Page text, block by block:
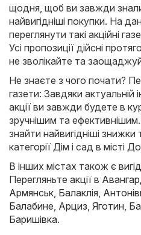
щодня, щоб ви завжди
найвигідніші покупки. На
переглянути такі акційні
Усі пропозиції дійсні
не зволікайте та
Не знаєте з чого почати?
газети: Завдяки актуальній
акції ви завжди будете в
зручнішим та
знайти найвигідніші знижки
категорії Дім і сад в місті
В інших містах також є
Перегляньте акції в
Армянськ, Балаклія,
Балабине, Арциз, Яготин,
Баришівка.